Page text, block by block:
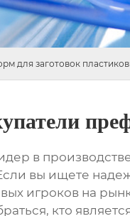
для заготовок
в
вы ищете
игроков на
кто